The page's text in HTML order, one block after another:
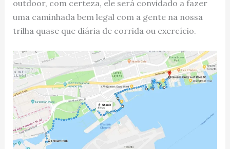
outdoor, com certeza, ele será convidado a fazer
uma caminhada bem legal com a gente na nossa
trilha quase que diária de corrida ou exercício.